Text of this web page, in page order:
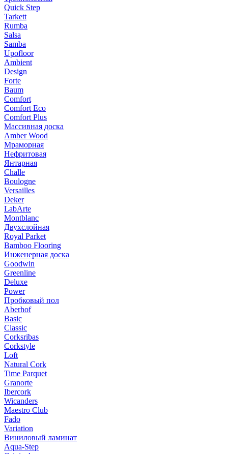
Quick Step
Tarkett
Rumba
Salsa
Samba
Upofloor
Ambient
Design
Forte
Baum
Comfort
Comfort Eco
Comfort Plus
Массивная доска
Amber Wood
Мраморная
Нефритовая
Янтарная
Challe
Boulogne
Versailles
Deker
LabArte
Montblanc
Двухслойная
Royal Parket
Bamboo Flooring
Инженерная доска
Goodwin
Greenline
Deluxe
Power
Пробковый пол
Aberhof
Basic
Classic
Corksribas
Corkstyle
Loft
Natural Cork
Time Parquet
Granorte
Ibercork
Wicanders
Мaestro Club
Fado
Variation
Виниловый ламинат
Aqua-Step